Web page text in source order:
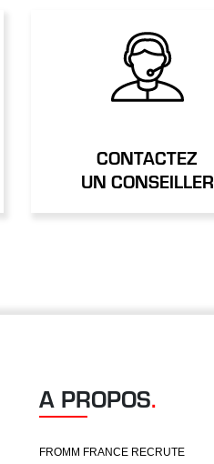
CONTACTEZ
UN CONSEILLER
A PROPOS.
FROMM FRANCE RECRUTE